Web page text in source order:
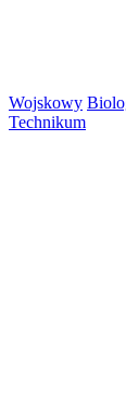
Wojskowy
Technikum